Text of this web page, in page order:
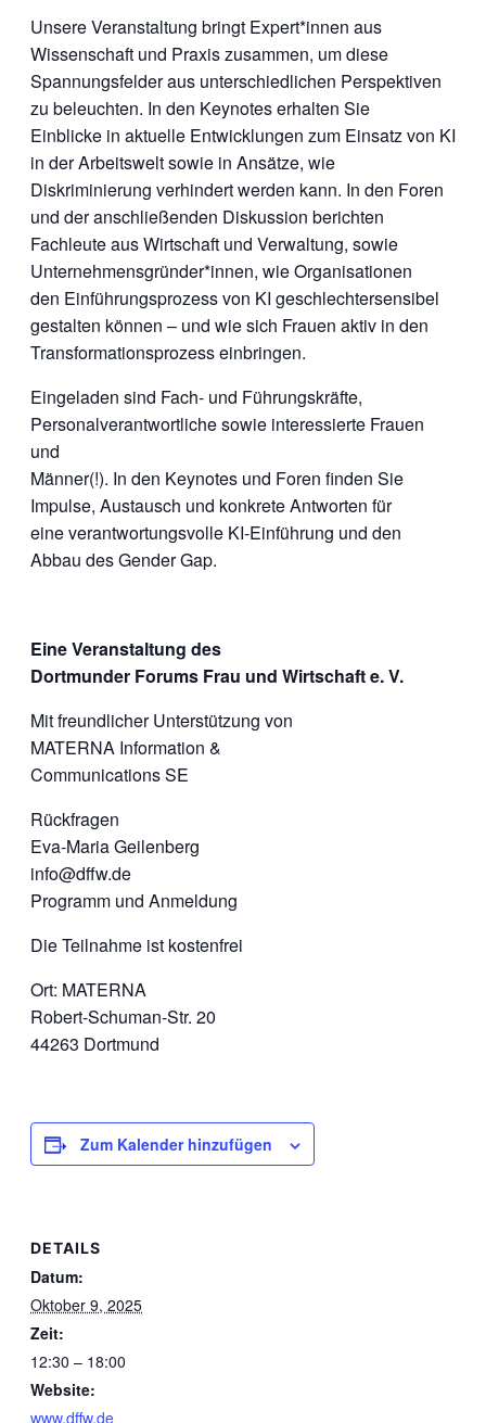
Unsere Veranstaltung bringt Expert*innen aus
Wissenschaft und Praxis zusammen, um diese
Spannungsfelder aus unterschiedlichen Perspektiven
zu beleuchten. In den Keynotes erhalten Sie
Einblicke in aktuelle Entwicklungen zum Einsatz von KI
in der Arbeitswelt sowie in Ansätze, wie
Diskriminierung verhindert werden kann. In den Foren
und der anschließenden Diskussion berichten
Fachleute aus Wirtschaft und Verwaltung, sowie
Unternehmensgründer*innen, wie Organisationen
den Einführungsprozess von KI geschlechtersensibel
gestalten können – und wie sich Frauen aktiv in den
Transformationsprozess einbringen.
Eingeladen sind Fach- und Führungskräfte,
Personalverantwortliche sowie interessierte Frauen
und
Männer(!). In den Keynotes und Foren finden Sie
Impulse, Austausch und konkrete Antworten für
eine verantwortungsvolle KI-Einführung und den
Abbau des Gender Gap.
Eine Veranstaltung des
Dortmunder Forums Frau und Wirtschaft e. V.
Mit freundlicher Unterstützung von
MATERNA Information &
Communications SE
Rückfragen
Eva-Maria Geilenberg
info@dffw.de
Programm und Anmeldung
Die Teilnahme ist kostenfrei
Ort: MATERNA
Robert-Schuman-Str. 20
44263 Dortmund
Zum Kalender hinzufügen
DETAILS
Datum:
Oktober 9, 2025
Zeit:
12:30 – 18:00
Website:
www.dffw.de